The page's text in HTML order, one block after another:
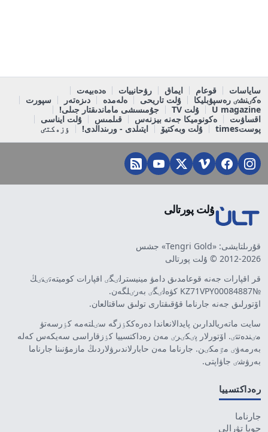
ساياسات قوعام ايماق رۋحانييات
ەدەبيەت
ەكٸنشٸ رەسپۋبليكا
ۇلت تاريحى ەلەمدە دىزەتەر
سپورت
U magazine
ۇلت TV
جۇمىسشى ماماندىقتار جىلى!
اقساۋىت
ەكونوميكا جەنە بيزنەس قىلمىس
ۇلت ايناسى
پوستtimes
ۇلت وبەكتيۆ ايتىلدى - ورىندالدى! ٶزەكتٸ
ۇلت پورتالى
قۇرىلتايشى: «Tengri Gold» جشس
2012-2026 © ۇلت پورتالى
قر اقپارات جەنە قوعامدىق دامۋ مينيسترلٸگٸ اقپارات كوميتەتٸنٸڭ
№KZ71VPY00084887 كۋەلٸگٸ بەرٸلگەن.
اۆتورلىق جەنە جارناما قۇقىقتارى تولىق ساقتالعان.
سايت ماتەريالدارىن پايدالانعاندا دەرەككٶزگە سٸلتەمە كٶرسەتۋ
مٸندەتتٸ. اۆتورلار پٸكٸرٸ مەن رەداكتسييا كٶزقاراسى سەيكەس كەلە
بەرمەۋٸ مٷمكٸن. جارناما مەن حابارلاندىرۋلاردىڭ مازمۇنىنا جارناما
بەرۋشٸ جاۋاپتى.
رەداكتسييا
جارناما
جوبا تۋرالى